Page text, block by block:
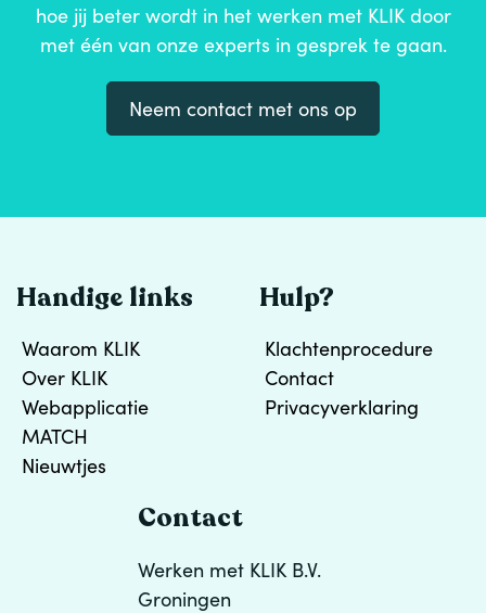
hoe jij beter wordt in het werken met KLIK door
met één van onze experts in gesprek te gaan.
Neem contact met ons op
Handige links
Waarom KLIK
Over KLIK
Webapplicatie
MATCH
Nieuwtjes
Hulp?
Klachtenprocedure
Contact
Privacyverklaring
Contact
Werken met KLIK B.V.
Groningen